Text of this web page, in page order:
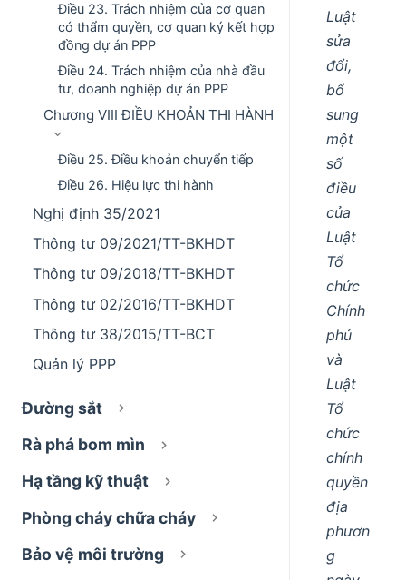
Điều 23. Trách nhiệm của cơ quan
có thẩm quyền, cơ quan ký kết hợp
đồng dự án PPP
Điều 24. Trách nhiệm của nhà đầu
tư, doanh nghiệp dự án PPP
Chương VIII ĐIỀU KHOẢN THI HÀNH
Điều 25. Điều khoản chuyển tiếp
Điều 26. Hiệu lực thi hành
Nghị định 35/2021
Thông tư 09/2021/TT-BKHDT
Thông tư 09/2018/TT-BKHDT
Thông tư 02/2016/TT-BKHDT
Thông tư 38/2015/TT-BCT
Quản lý PPP
Đường sắt
Rà phá bom mìn
Hạ tầng kỹ thuật
Phòng cháy chữa cháy
Bảo vệ môi trường
Luật
sửa
đổi,
bổ
sung
một
số
điều
của
Luật
Tổ
chức
Chính
phủ
và
Luật
Tổ
chức
chính
quyền
địa
phươn
g